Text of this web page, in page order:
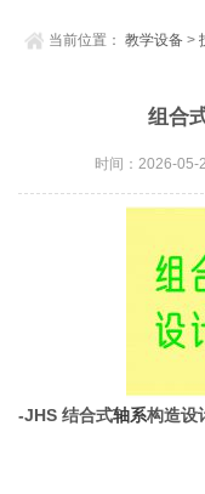
当前位置：教学设备 >
组合
时间：2026-05-
-JHS 结合式轴系构造设